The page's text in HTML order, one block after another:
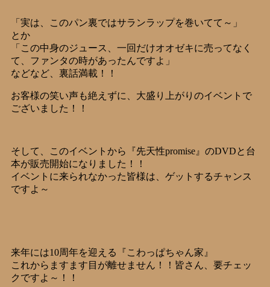
「実は、このパン裏ではサランラップを巻いてて～」
とか
「この中身のジュース、一回だけオオゼキに売ってなく
て、ファンタの時があったんですよ」
などなど、裏話満載！！
お客様の笑い声も絶えずに、大盛り上がりのイベントで
ございました！！
そして、このイベントから『先天性promise』のDVDと台
本が販売開始になりました！！
イベントに来られなかった皆様は、ゲットするチャンス
ですよ～
来年には10周年を迎える『こわっぱちゃん家』
これからますます目が離せません！！皆さん、要チェッ
クですよ～！！